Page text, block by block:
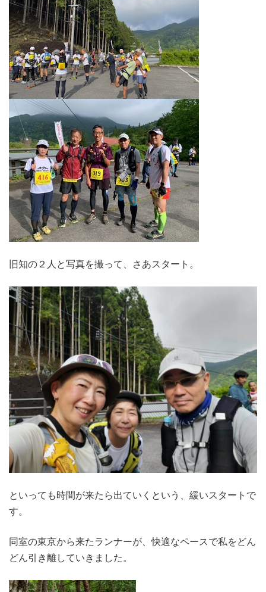
旧知の２人と写真を撮って、さあスタート。
といっても時間が来たら出ていくという、緩いスタートで
す。
同室の東京から来たランナーが、快適なペースで私をどん
どん引き離していきました。